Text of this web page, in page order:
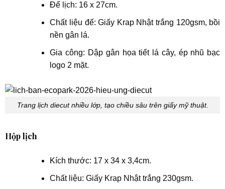
Đế lịch: 16 x 27cm.
Chất liệu đế: Giấy Krap Nhật trắng 120gsm, bồi
nền gân lá.
Gia công: Dập gân họa tiết lá cây, ép nhũ bạc
logo 2 mặt.
Trang lịch diecut nhiều lớp, tạo chiều sâu trên giấy mỹ thuật.
Hộp lịch
Kích thước: 17 x 34 x 3,4cm.
Chất liệu: Giấy Krap Nhật trắng 230gsm.